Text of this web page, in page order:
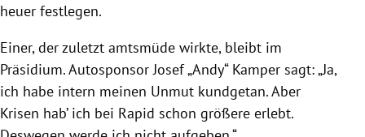
heuer festlegen.
Einer, der zuletzt amtsmüde wirkte, bleibt im
Präsidium. Autosponsor Josef „Andy“ Kamper sagt: „Ja,
ich habe intern meinen Unmut kundgetan. Aber
Krisen hab’ ich bei Rapid schon größere erlebt.